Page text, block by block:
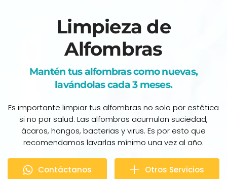
Limpieza de
Alfombras
Mantén tus alfombras como nuevas,
lavándolas cada 3 meses.
Es importante limpiar tus alfombras no solo por estética
si no por salud. Las alfombras acumulan suciedad,
ácaros, hongos, bacterias y virus. Es por esto que
recomendamos lavarlas mínimo una vez al año.
Contáctanos Otros Servicios